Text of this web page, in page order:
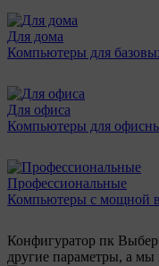
Для дома
Компьютеры для
Для офиса
Компьютеры для
Профессиональные
Компьютеры с мощной
Конфигуратор пк
другие параметры, а